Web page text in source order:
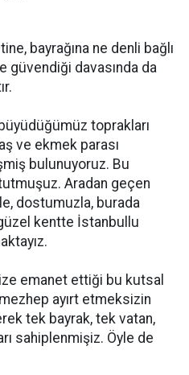
bayrağına ne denli bağlı
güvendiği davasında da
toprakları
ve ekmek parası
bulunuyoruz. Bu
Aradan geçen
dostumuzla, burada
kentte İstanbullu
emanet ettiği bu kutsal
ayırt etmeksizin
tek bayrak, tek vatan,
sahiplenmişiz. Öyle de